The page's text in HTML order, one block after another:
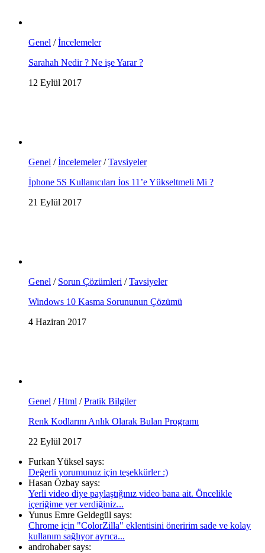
Genel /İncelemeler
Sarahah Nedir ? Ne işe Yarar ?
12 Eylül 2017
Genel /İncelemeler/Tavsiyeler
İphone 5S Kullanıcıları İos 11’e Yükseltmeli Mi ?
21 Eylül 2017
Genel / Sorun Çözümleri /Tavsiyeler
Windows 10 Kasma Sorununun Çözümü
4 Haziran 2017
Genel /Html /Pratik Bilgiler
Renk Kodlarını Anlık Olarak Bulan Programı
22 Eylül 2017
Furkan Yüksel says:
Değerli yorumunuz için teşekkürler :)
Hasan Özbay says:
Yerli video diye paylaştığınız video bana ait. Öncelikle
içeriğime yer verdiğiniz...
Yunus Emre Geldegül says:
Chrome için "ColorZilla" eklentisini öneririm sade ve kolay
kullanım sağlıyor ayrıca...
androhaber says: